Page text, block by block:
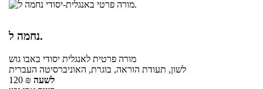
נחמה ל.
מורה פרטית לאנגלית יסודי באבו גוש
לשון, תעודת הוראה, בוגרת, האוניברסיטה העברית
120 ₪ לשעה